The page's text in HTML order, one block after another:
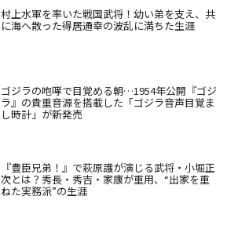
村上水軍を率いた戦国武将！幼い弟を支え、共
に海へ散った得居通幸の波乱に満ちた生涯
ゴジラの咆哮で目覚める朝…1954年公開『ゴジ
ラ』の貴重音源を搭載した「ゴジラ音声目覚ま
し時計」が新発売
『豊臣兄弟！』で萩原護が演じる武将・小堀正
次とは？秀長・秀吉・家康が重用、“出家を重
ねた実務派”の生涯